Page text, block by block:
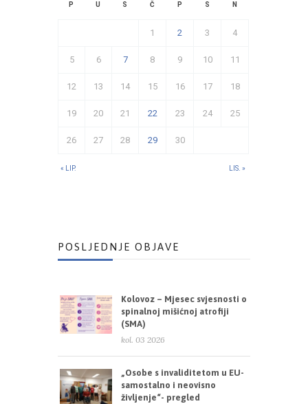
P U S Č P S N
« LIP. LIS. »
1 2 3 4
5 6 7 8 9 10 11
12 13 14 15 16 17 18
19 20 21 22 23 24 25
26 27 28 29 30
POSLJEDNJE OBJAVE
Kolovoz – Mjesec svjesnosti o
spinalnoj mišićnoj atrofiji
(SMA)
kol. 03 2026
„Osobe s invaliditetom u EU-
samostalno i neovisno
življenje“- pregled